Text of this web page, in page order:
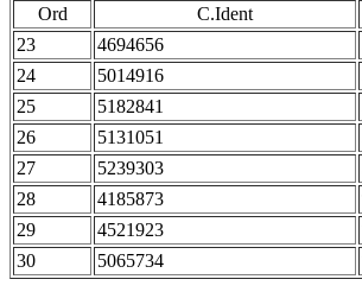
Ord
C.Ident
23
4694656
24 5014916
25 5182841
26 5131051
27 5239303
28 4185873
29 4521923
30 5065734